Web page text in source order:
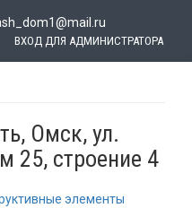
ВХОД ДЛЯ АДМИНИСТРАТОРА
Омск, ул.
25, строение 4
элементы